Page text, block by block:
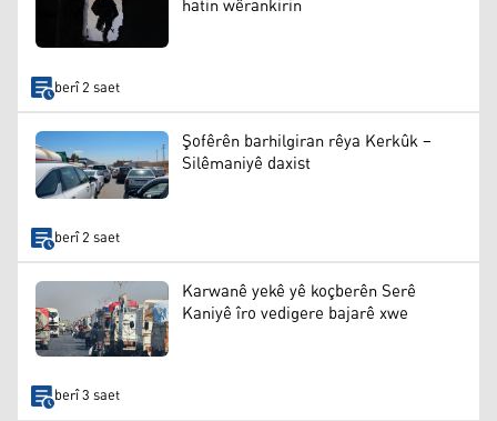
berî 2 saet
Şofêrên barhilgiran rêya Kerkûk –
Silêmaniyê daxist
berî 2 saet
Karwanê yekê yê koçberên Serê
Kaniyê îro vedigere bajarê xwe
berî 3 saet